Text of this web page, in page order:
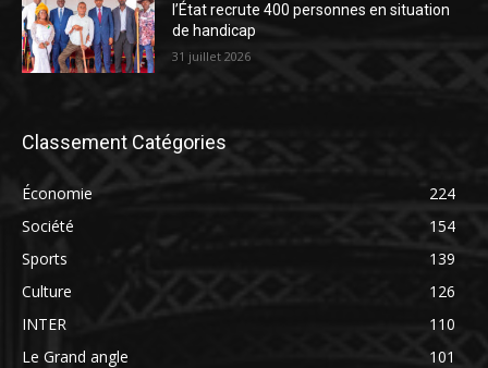
l’État recrute 400 personnes en situation
de handicap
31 juillet 2026
Classement Catégories
Économie
224
Société
154
Sports
139
Culture
126
INTER
110
Le Grand angle
101